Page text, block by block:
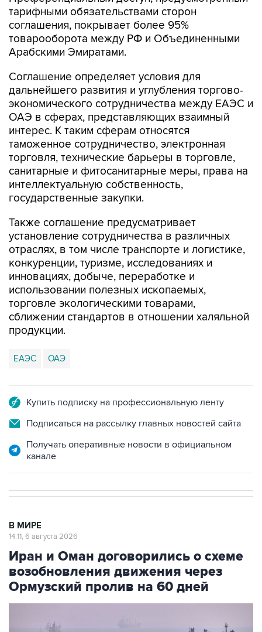
тарифными обязательствами сторон
соглашения, покрывает более 95%
товарооборота между РФ и Объединенными
Арабскими Эмиратами.
Соглашение определяет условия для
дальнейшего развития и углубления торгово-
экономического сотрудничества между ЕАЭС и
ОАЭ в сферах, представляющих взаимный
интерес. К таким сферам относятся
таможенное сотрудничество, электронная
торговля, технические барьеры в торговле,
санитарные и фитосанитарные меры, права на
интеллектуальную собственность,
государственные закупки.
Также соглашение предусматривает
установление сотрудничества в различных
отраслях, в том числе транспорте и логистике,
конкуренции, туризме, исследованиях и
инновациях, добыче, переработке и
использовании полезных ископаемых,
торговле экологическими товарами,
сближении стандартов в отношении халяльной
продукции.
ЕАЭС ОАЭ
Купить подписку на профессиональную ленту
Подписаться на рассылку главных новостей сайта
Получать оперативные новости в официальном
канале
В МИРЕ
14:11, 6 августа 2026
Иран и Оман договорились о схеме
возобновления движения через
Ормузский пролив на 60 дней